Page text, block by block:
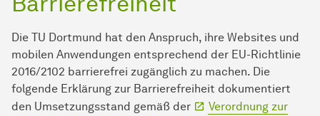
Die TU Dort­mund hat den Anspruch, ihre Websites und
mobilen An­wen­dungen entsprechend der EU-Richtlinie
2016/2102 barrierefrei zugänglich zu machen. Die
folgende Erklärung zur Barrierefreiheit dokumentiert
den Umsetzungsstand gemäß der
Verordnung zur